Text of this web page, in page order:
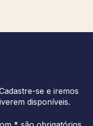
se e iremos
disponíveis.